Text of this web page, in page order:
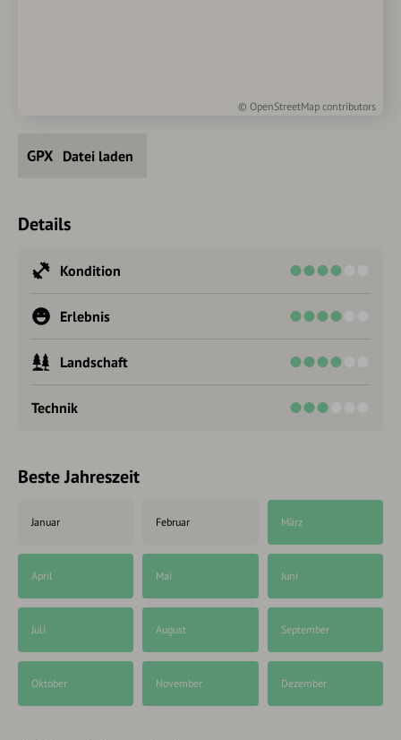
© OpenStreetMap contributors
Datei laden
Details
Kondition
Erlebnis
Landschaft
Technik
Beste Jahreszeit
Januar Februar März
April Mai Juni
Juli August September
Oktober November Dezember